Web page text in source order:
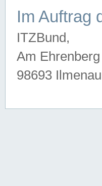
Im Auftrag
ITZBund,
Am
98693 Ilmenau